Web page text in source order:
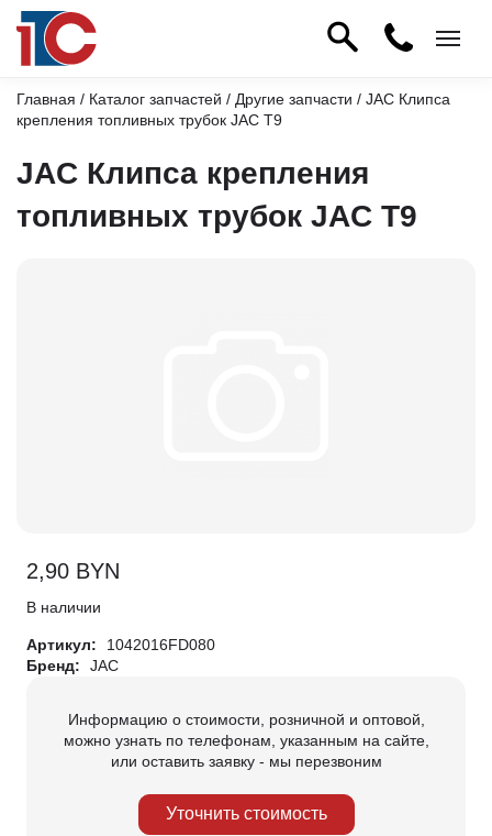
Главная / Каталог запчастей / Другие запчасти / JAC Клипса
крепления топливных трубок JAC T9
JAC Клипса крепления
топливных трубок JAC T9
2,90 BYN
В наличии
Артикул:
1042016FD080
Бренд:
JAC
Информацию о стоимости, розничной и оптовой,
можно узнать по телефонам, указанным на сайте,
или оставить заявку - мы перезвоним
Уточнить стоимость